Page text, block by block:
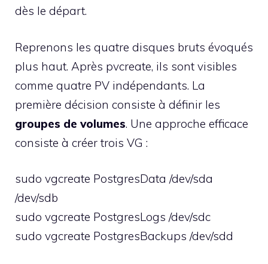
dès le départ.
Reprenons les quatre disques bruts évoqués
plus haut. Après pvcreate, ils sont visibles
comme quatre PV indépendants. La
première décision consiste à définir les
groupes de volumes. Une approche efficace
consiste à créer trois VG :
sudo vgcreate PostgresData /dev/sda
/dev/sdb
sudo vgcreate PostgresLogs /dev/sdc
sudo vgcreate PostgresBackups /dev/sdd